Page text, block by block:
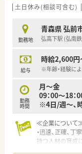
土日休み(相談可含む)
勤務地
青森県 弘前
弘高下駅 (弘南
給与
時給2,600
※年齢・経験に
勤務
時間
月～金
09：00～18：
※4日/週～、
≪企業について
・迅速、正確、
持つ人材の育成